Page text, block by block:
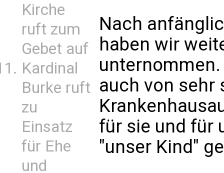
Kirche
ruft zum
Gebet auf
Kardinal
Burke ruft
zu
Einsatz
für Ehe
und
Nach
haben wir
auch von sehr
für sie und für
"unser Kind"